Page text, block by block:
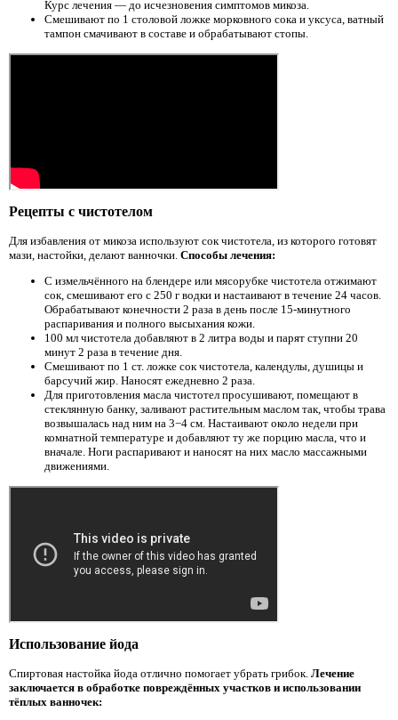
Курс лечения — до исчезновения симптомов микоза.
Смешивают по 1 столовой ложке морковного сока и уксуса, ватный
тампон смачивают в составе и обрабатывают стопы.
Рецепты с чистотелом
Для избавления от микоза используют сок чистотела, из которого готовят
мази, настойки, делают ванночки. Способы лечения:
С измельчённого на блендере или мясорубке чистотела отжимают
сок, смешивают его с 250 г водки и настаивают в течение 24 часов.
Обрабатывают конечности 2 раза в день после 15-минутного
распаривания и полного высыхания кожи.
100 мл чистотела добавляют в 2 литра воды и парят ступни 20
минут 2 раза в течение дня.
Смешивают по 1 ст. ложке сок чистотела, календулы, душицы и
барсучий жир. Наносят ежедневно 2 раза.
Для приготовления масла чистотел просушивают, помещают в
стеклянную банку, заливают растительным маслом так, чтобы трава
возвышалась над ним на 3−4 см. Настаивают около недели при
комнатной температуре и добавляют ту же порцию масла, что и
вначале. Ноги распаривают и наносят на них масло массажными
движениями.
Использование йода
Спиртовая настойка йода отлично помогает убрать грибок. Лечение
заключается в обработке повреждённых участков и использовании
тёплых ванночек: